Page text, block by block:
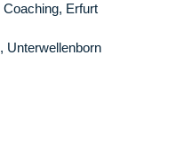
Erfurt
Unterwellenborn